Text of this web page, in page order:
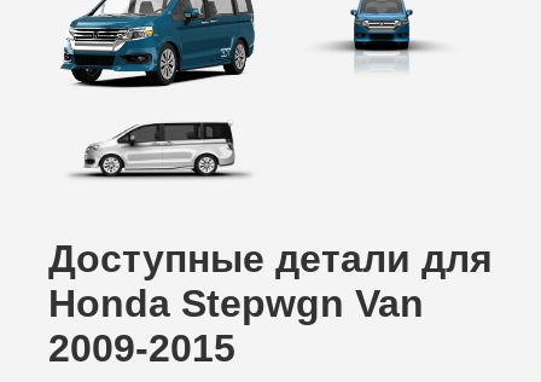
Доступные детали для
Honda Stepwgn Van
2009-2015